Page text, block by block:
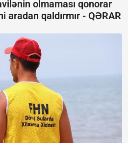
olmaması qonorar
aradan qaldırmır - QƏRAR